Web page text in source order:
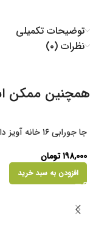
توضیحات تکمیلی
نظرات (۰)
همچنین ممکن
جا جورابی ۱۶ خانه آویز دار پارچه ای
۱۹۸,۰۰۰تومان
افزودن به سبد خرید